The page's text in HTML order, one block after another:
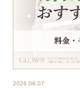
2026.08.07